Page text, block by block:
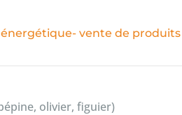
olivier, figuier)